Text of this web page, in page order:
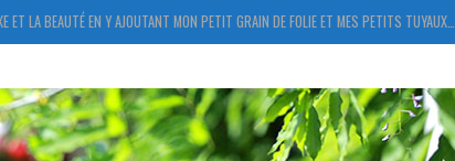
ET LA BEAUTÉ EN Y AJOUTANT MON PETIT GRAIN DE FOLIE ET MES PETITS TUYAUX…